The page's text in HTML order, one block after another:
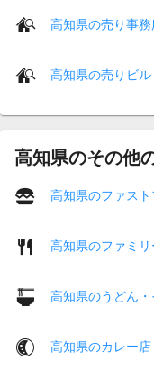
高知県の売り事務
高知県の売りビ
高知県のその他
高知県のファスト
高知県のファミ
高知県のうどん
高知県のカレー店